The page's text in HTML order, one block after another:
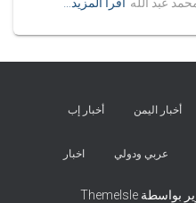
أخبار اليمن أخبار إب
عربي ودولي اخبار
ThemeIsle